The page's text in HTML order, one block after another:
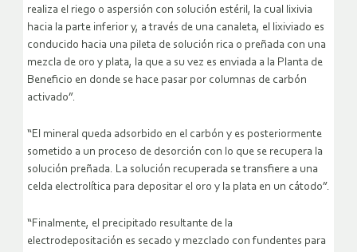
realiza el riego o aspersión con solución estéril, la cual lixivia
hacia la parte inferior y, a través de una canaleta, el lixiviado es
conducido hacia una pileta de solución rica o preñada con una
mezcla de oro y plata, la que a su vez es enviada a la Planta de
Beneficio en donde se hace pasar por columnas de carbón
activado”.
“El mineral queda adsorbido en el carbón y es posteriormente
sometido a un proceso de desorción con lo que se recupera la
solución preñada. La solución recuperada se transfiere a una
celda electrolítica para depositar el oro y la plata en un cátodo”.
“Finalmente, el precipitado resultante de la
electrodepositación es secado y mezclado con fundentes para